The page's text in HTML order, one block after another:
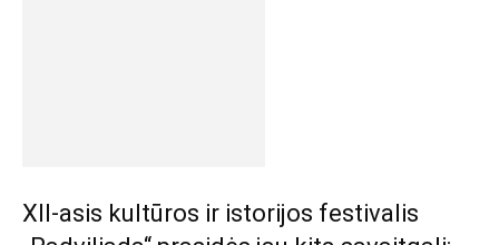
XII-asis kultūros ir istorijos festivalis